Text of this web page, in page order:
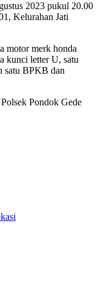
2023 pukul 20.00
Kelurahan Jati
motor merk honda
kunci letter U, satu
satu BPKB dan
Pondok Gede